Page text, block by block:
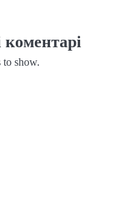
коментарі
to show.